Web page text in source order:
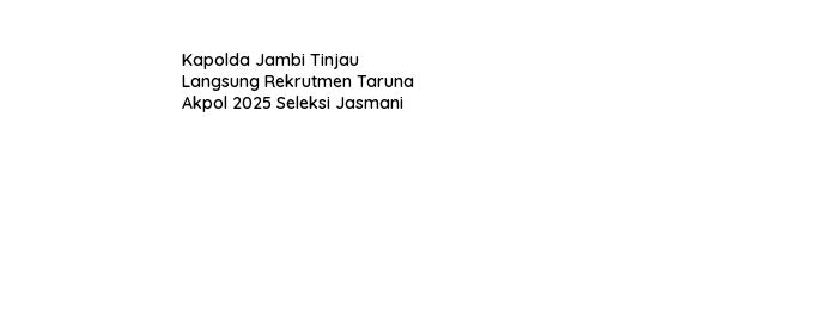
Kapolda Jambi Tinjau
Langsung Rekrutmen Taruna
Akpol 2025 Seleksi Jasmani